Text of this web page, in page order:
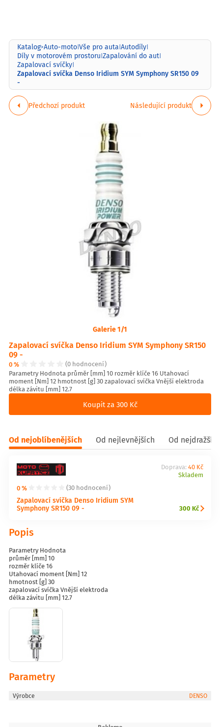
Katalog>Auto-moto|Vše pro auta|Autodíly|
Díly v motorovém prostoru|Zapalování do aut|
Zapalovací svíčky|
Zapalovací svíčka Denso Iridium SYM Symphony SR150 09
-
Předchozí produkt Následující produkt
Galerie 1/1
Zapalovací svíčka Denso Iridium SYM Symphony SR150
09 -
0 %
(0 hodnocení)
Parametry Hodnota průměr [mm] 10 rozměr klíče 16 Utahovací
moment [Nm] 12 hmotnost [g] 30 zapalovací svíčka Vnější elektroda
délka závitu [mm] 12.7
Koupit za 300 Kč
Od nejoblíbenějších Od nejlevnějších Od
0 % (30 hodnocení)
Zapalovací svíčka Denso Iridium SYM
Symphony SR150 09 -
Doprava: 40 Kč
Skladem
300 Kč
Popis
Parametry Hodnota
průměr [mm] 10
rozměr klíče 16
Utahovací moment [Nm] 12
hmotnost [g] 30
zapalovací svíčka Vnější elektroda
délka závitu [mm] 12.7
Parametry
Výrobce DENSO